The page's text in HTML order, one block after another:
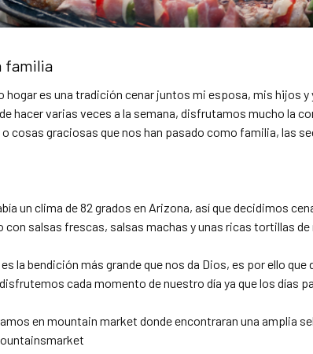
familia
hogar es una tradición cenar juntos mi esposa, mis hijos
hacer varias veces a la semana, disfrutamos mucho la
cosas graciosas que nos han pasado como familia, las
un clima de 82 grados en Arizona, así que decidimos
con salsas frescas, salsas machas y unas ricas tortillas
la bendición más grande que nos da Dios, es por ello
cada momento de nuestro día ya que los días
en mountain market donde encontraran una amplia